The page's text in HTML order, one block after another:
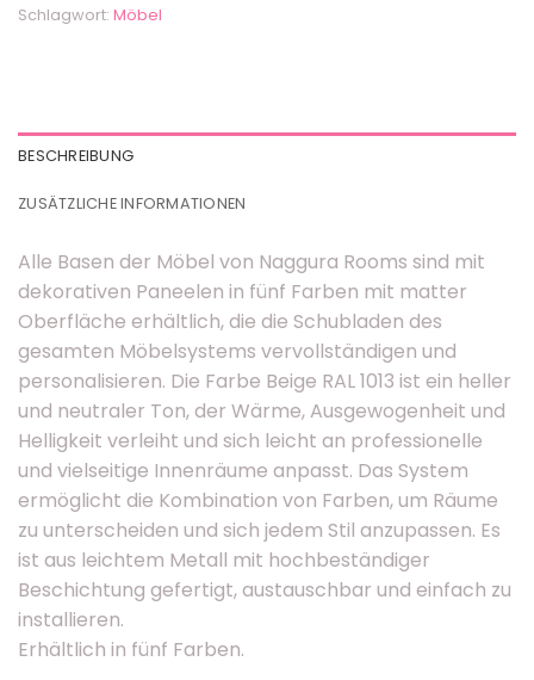
Schlagwort: Möbel
BESCHREIBUNG
ZUSÄTZLICHE INFORMATIONEN
Alle Basen der Möbel von Naggura Rooms sind mit
dekorativen Paneelen in fünf Farben mit matter
Oberfläche erhältlich, die die Schubladen des
gesamten Möbelsystems vervollständigen und
personalisieren. Die Farbe Beige RAL 1013 ist ein heller
und neutraler Ton, der Wärme, Ausgewogenheit und
Helligkeit verleiht und sich leicht an professionelle
und vielseitige Innenräume anpasst. Das System
ermöglicht die Kombination von Farben, um Räume
zu unterscheiden und sich jedem Stil anzupassen. Es
ist aus leichtem Metall mit hochbeständiger
Beschichtung gefertigt, austauschbar und einfach zu
installieren.
Erhältlich in fünf Farben.